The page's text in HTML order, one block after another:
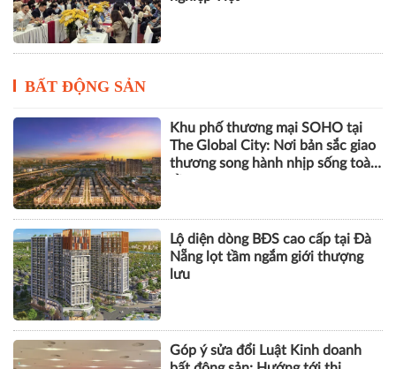
Khu phố thương mại SOHO tại
Lộ diện dòng BĐS cao cấp tại Đà
Nẵng lọt tầm ngắm giới thượng
lưu
Góp ý sửa đổi Luật Kinh doanh
bất động sản: Hướng tới thị
trường minh bạch, phát triển bền
Hơn 1.000 căn nhà tại dự án Aqua
City đang thế chấp ngân hàng,